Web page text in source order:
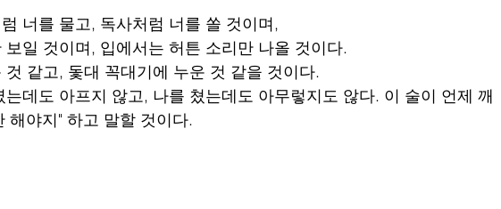
너를 물고, 독사처럼 너를 쏠 것이며,
일 것이며, 입에서는 허튼 소리만 나올 것이다.
같고, 돛대 꼭대기에 누운 것 같을 것이다.
데도 아프지 않고, 나를 쳤는데도 아무렇지도 않다. 이 술이 언제 깨
해야지" 하고 말할 것이다.